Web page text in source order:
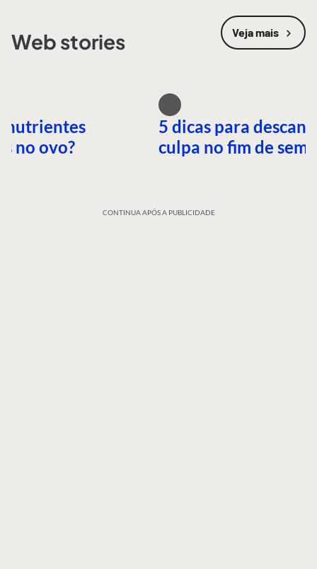
Web stories Veja mais
nutrientes
no ovo?
5 dicas para
culpa no fim de
CONTINUA APÓS A PUBLICIDADE